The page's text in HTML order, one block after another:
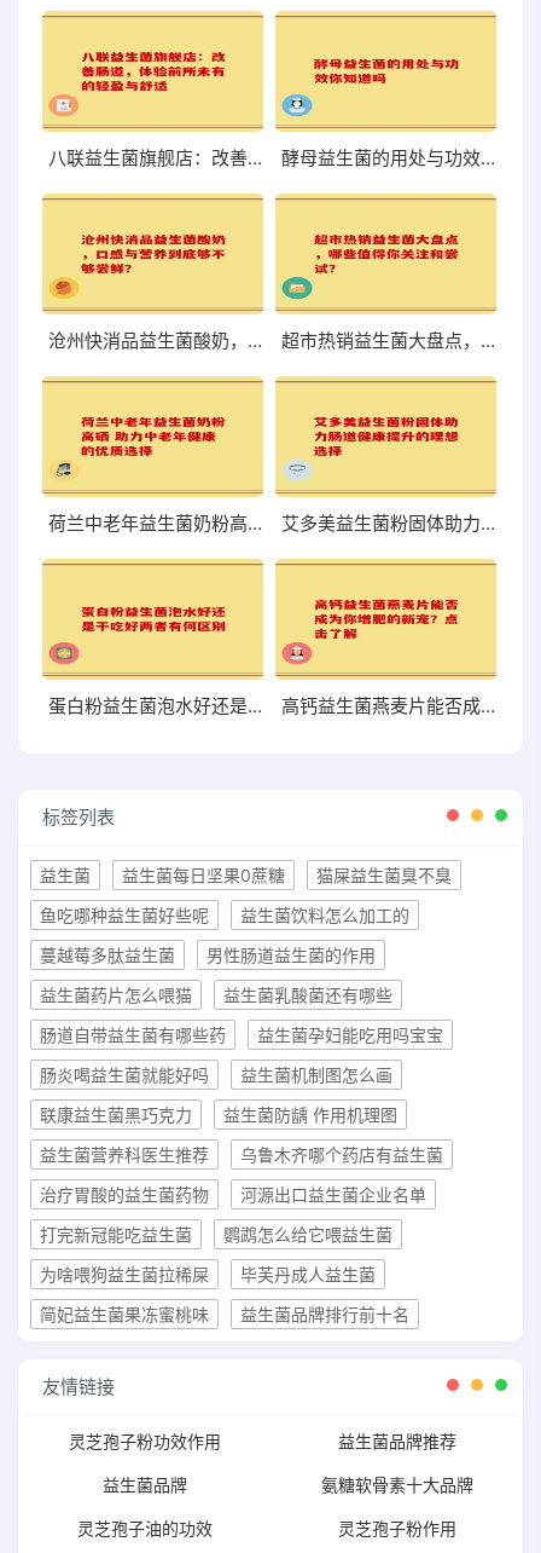
八联益生菌旗舰店：改善肠道，体验前所未有的轻盈与舒适 酵母益生菌的用处与功效你知道吗
沧州快消品益生菌酸奶，口感与营养到底够不够尝鲜？ 超市热销益生菌大盘点，哪些值得你关注和尝试？
荷兰中老年益生菌奶粉高硒 助力中老年健康的优质选择 艾多美益生菌粉固体助力肠道健康提升的理想选择
蛋白粉益生菌泡水好还是干吃好两者有何区别 高钙益生菌燕麦片能否成为你增肥的新宠？点击了解
标签列表
益生菌 益生菌每日坚果0蔗糖
猫屎益生菌臭不臭
鱼吃哪种益生菌好些呢
益生菌饮料怎么加工的
蔓越莓多肽益生菌
男性肠道益生菌的作用
益生菌药片怎么喂猫
益生菌乳酸菌还有哪些
肠道自带益生菌有哪些药
益生菌孕妇能吃用吗宝宝
肠炎喝益生菌就能好吗
益生菌机制图怎么画
联康益生菌黑巧克力
益生菌防龋 作用机理图
益生菌营养科医生推荐
乌鲁木齐哪个药店有益生菌
治疗胃酸的益生菌药物
河源出口益生菌企业名单
打完新冠能吃益生菌
鹦鹉怎么给它喂益生菌
为啥喂狗益生菌拉稀屎
毕芙丹成人益生菌
简妃益生菌果冻蜜桃味
益生菌品牌排行前十名
友情链接
灵芝孢子粉功效作用 益生菌品牌推荐
益生菌品牌 氨糖软骨素十大品牌
灵芝孢子油的功效 灵芝孢子粉作用